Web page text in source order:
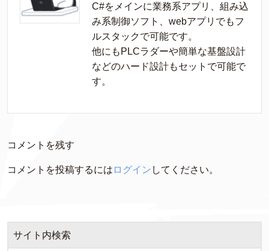
C#をメインに業務系アプリ、組み込
み系制御ソフト、webアプリでもフ
ルスタックで可能です。
他にもPLCラダーや簡単な基盤設計
などのハード設計もセットで可能で
す。
コメントを残す
コメントを投稿するには ログイン してください。
サイト内検索